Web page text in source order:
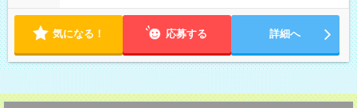
気になる！ 応募する 詳細へ